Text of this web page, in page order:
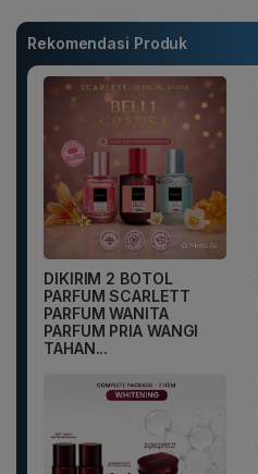
Rekomendasi Produk
DIKIRIM 2 BOTOL
PARFUM SCARLETT
PARFUM WANITA
PARFUM PRIA WANGI
TAHAN...